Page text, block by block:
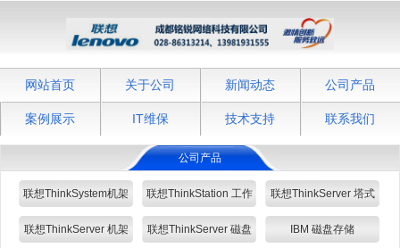
网站首页 关于公司 新闻动态 公司产品
案例展示 IT维保 技术支持 联系我们
公司产品
联想ThinkSystem机架
式/塔式 服务器
联想ThinkStation 工作
站
联想ThinkServer 塔式
服务器
联想ThinkServer 机架 联想ThinkServer 磁盘 IBM 磁盘存储